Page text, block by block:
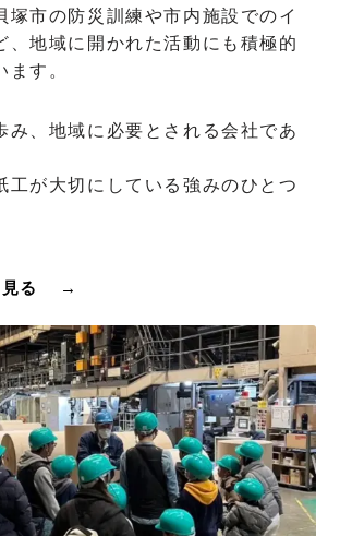
塚市の防災訓練や市内施設でのイ
、地域に開かれた活動にも積極的
ます。
み、地域に必要とされる会社であ
工が大切にしている強みのひとつ
る